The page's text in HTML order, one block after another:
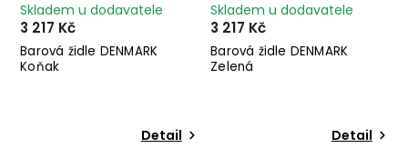
Barová židle DENMARK
Koňak
Skladem u dodavatele
3 217 Kč
Detail
Barová židle DENMARK
Zelená
Skladem u dodavatele
3 217 Kč
Detail